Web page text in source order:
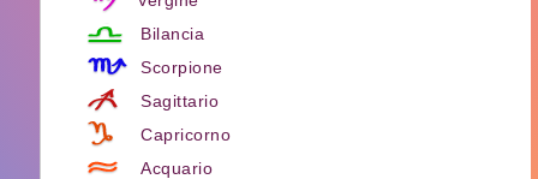
Bilancia
Scorpione
Sagittario
Capricorno
Acquario